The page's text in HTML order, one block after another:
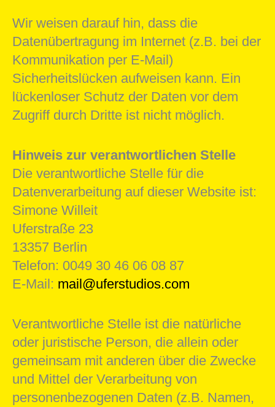
Wir weisen darauf hin, dass die
Datenübertragung im Internet (z.B. bei der
Kommunikation per E-Mail)
Sicherheitslücken aufweisen kann. Ein
lückenloser Schutz der Daten vor dem
Zugriff durch Dritte ist nicht möglich.
Hinweis zur verantwortlichen Stelle
Die verantwortliche Stelle für die
Datenverarbeitung auf dieser Website ist:
Simone Willeit
Uferstraße 23
13357 Berlin
Telefon: 0049 30 46 06 08 87
E-Mail: mail@uferstudios.com
Verantwortliche Stelle ist die natürliche
oder juristische Person, die allein oder
gemeinsam mit anderen über die Zwecke
und Mittel der Verarbeitung von
personenbezogenen Daten (z.B. Namen,